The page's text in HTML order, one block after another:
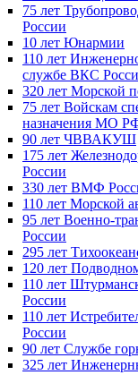
75 лет
России
10 лет Юнармии
110 лет
службе ВКС
320 лет Морской
75 лет Войскам
назначения МО
90 лет ЧВВАКУШ
175 лет
России
330 лет ВМФ
110 лет Морской
95 лет Военно-
России
295 лет
120 лет
110 лет
России
110 лет
России
90 лет Службе
325 лет